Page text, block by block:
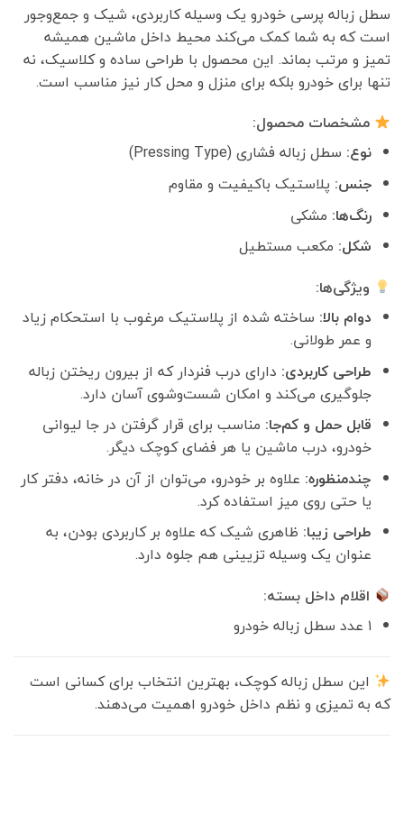
سطل زباله پرسی خودرو یک وسیله کاربردی، شیک و جمع‌وجور
است که به شما کمک می‌کند محیط داخل ماشین همیشه
تمیز و مرتب بماند. این محصول با طراحی ساده و کلاسیک، نه
تنها برای خودرو بلکه برای منزل و محل کار نیز مناسب است.
مشخصات محصول:
نوع: سطل زباله فشاری (Pressing Type)
جنس: پلاستیک باکیفیت و مقاوم
رنگ‌ها: مشکی
شکل: مکعب مستطیل
ویژگی‌ها:
دوام بالا: ساخته شده از پلاستیک مرغوب با استحکام زیاد
و عمر طولانی.
طراحی کاربردی: دارای درب فنردار که از بیرون ریختن زباله
جلوگیری می‌کند و امکان شست‌وشوی آسان دارد.
قابل حمل و کم‌جا: مناسب برای قرار گرفتن در جا لیوانی
خودرو، درب ماشین یا هر فضای کوچک دیگر.
چندمنظوره: علاوه بر خودرو، می‌توان از آن در خانه، دفتر کار
یا حتی روی میز استفاده کرد.
طراحی زیبا: ظاهری شیک که علاوه بر کاربردی بودن، به
عنوان یک وسیله تزیینی هم جلوه دارد.
اقلام داخل بسته:
۱ عدد سطل زباله خودرو
این سطل زباله کوچک، بهترین انتخاب برای کسانی است
که به تمیزی و نظم داخل خودرو اهمیت می‌دهند.